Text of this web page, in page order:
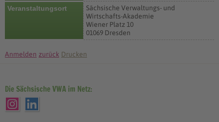
Veranstaltungsort
Sächsische Verwaltungs- und
Wirtschafts-Akademie
Wiener Platz 10
01069 Dresden
Anmelden zurück Drucken
Die Sächsische VWA im Netz: